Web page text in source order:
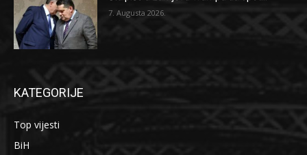
7. Augusta 2026.
KATEGORIJE
Top vijesti
BiH